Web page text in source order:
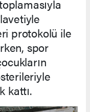
protokolü ile
spor
kattı.